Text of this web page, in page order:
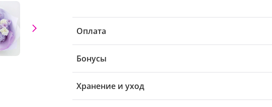
Оплата
Бонусы
Хранение и уход